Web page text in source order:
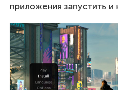
приложения запустить и